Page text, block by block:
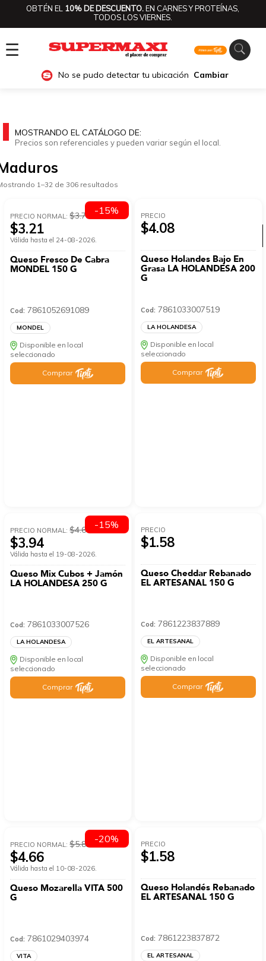
OBTÉN EL 10% DE DESCUENTO.EN CARNES Y PROTEÍNAS,
TODOS LOS VIERNES.
☰
No se pudo detectar tu ubicación Cambiar
MOSTRANDO EL CATÁLOGO DE:
Precios son referenciales y pueden variar según el local.
1–32 de 306 resultados
PRECIO NORMAL:$3.77
$3.21
Válida hasta el 24-08-2026.
Queso Fresco De Cabra
MONDEL 150 G
Cod: 7861052691089
MONDEL
Disponible en local
seleccionado
Comprar
-15% PRECIO
$4.08
Queso Holandes Bajo En
Grasa LA HOLANDESA 200
G
Cod: 7861033007519
LA HOLANDESA
Disponible en local
seleccionado
Comprar
PRECIO NORMAL:$4.64
$3.94
Válida hasta el 19-08-2026.
Queso Mix Cubos + Jamón
LA HOLANDESA 250 G
Cod: 7861033007526
LA HOLANDESA
Disponible en local
seleccionado
Comprar
-15% PRECIO
$1.58
Queso Cheddar Rebanado
EL ARTESANAL 150 G
Cod: 7861223837889
EL ARTESANAL
Disponible en local
seleccionado
Comprar
PRECIO NORMAL:$5.82
$4.66
Válida hasta el 10-08-2026.
Queso Mozarella VITA 500
G
Cod: 7861029403974
VITA
-20% PRECIO
$1.58
Queso Holandés Rebanado
EL ARTESANAL 150 G
Cod: 7861223837872
EL ARTESANAL